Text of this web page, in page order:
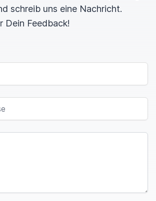
schreib uns eine Nachricht.
Dein Feedback!